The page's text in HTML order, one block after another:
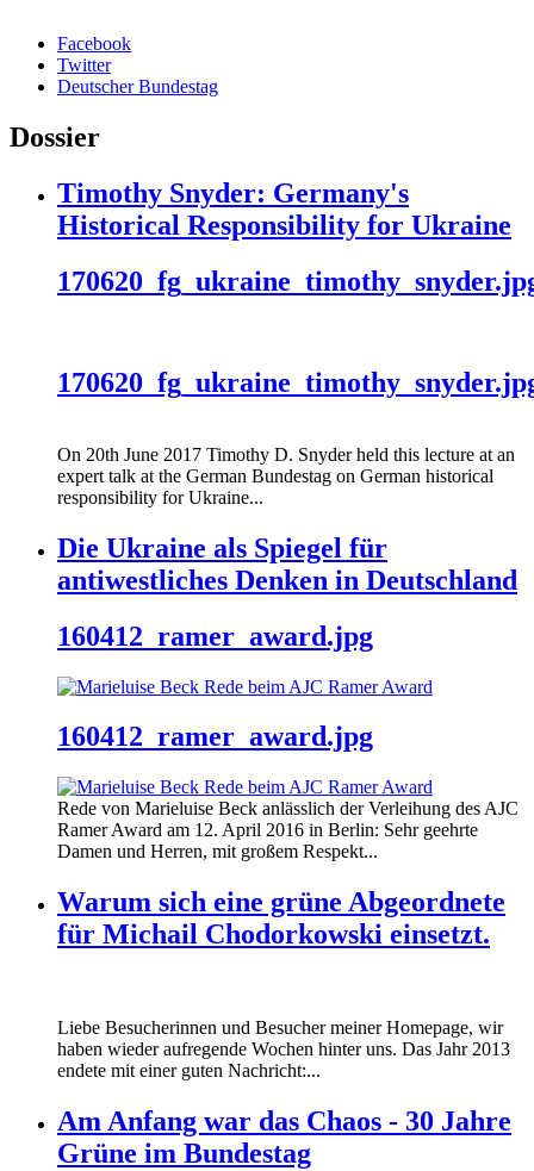
Facebook
Twitter
Deutscher Bundestag
Dossier
Timothy Snyder: Germany's
Historical Responsibility for Ukraine
On 20th June 2017 Timothy D. Snyder held this lecture at an
expert talk at the German Bundestag on German historical
responsibility for Ukraine...
Die Ukraine als Spiegel für
antiwestliches Denken in Deutschland
160412_ramer_award.jpg
160412_ramer_award.jpg
Rede von Marieluise Beck anlässlich der Verleihung des AJC
Ramer Award am 12. April 2016 in Berlin: Sehr geehrte
Damen und Herren, mit großem Respekt...
Warum sich eine grüne Abgeordnete
für Michail Chodorkowski einsetzt.
Liebe Besucherinnen und Besucher meiner Homepage, wir
haben wieder aufregende Wochen hinter uns. Das Jahr 2013
endete mit einer guten Nachricht:...
Am Anfang war das Chaos - 30 Jahre
Grüne im Bundestag